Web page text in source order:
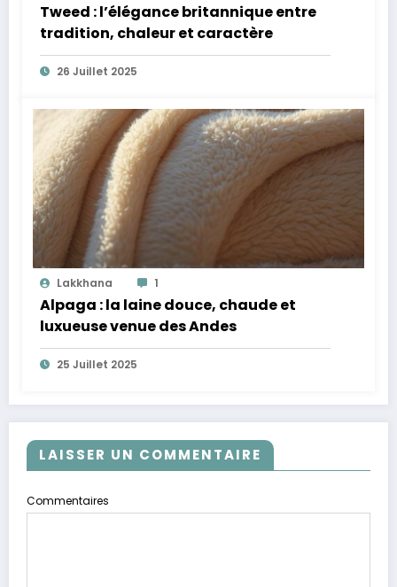
Tweed : l’élégance britannique entre
tradition, chaleur et caractère
26 Juillet 2025
Lakkhana 1
Alpaga : la laine douce, chaude et
luxueuse venue des Andes
25 Juillet 2025
LAISSER UN COMMENTAIRE
Commentaires